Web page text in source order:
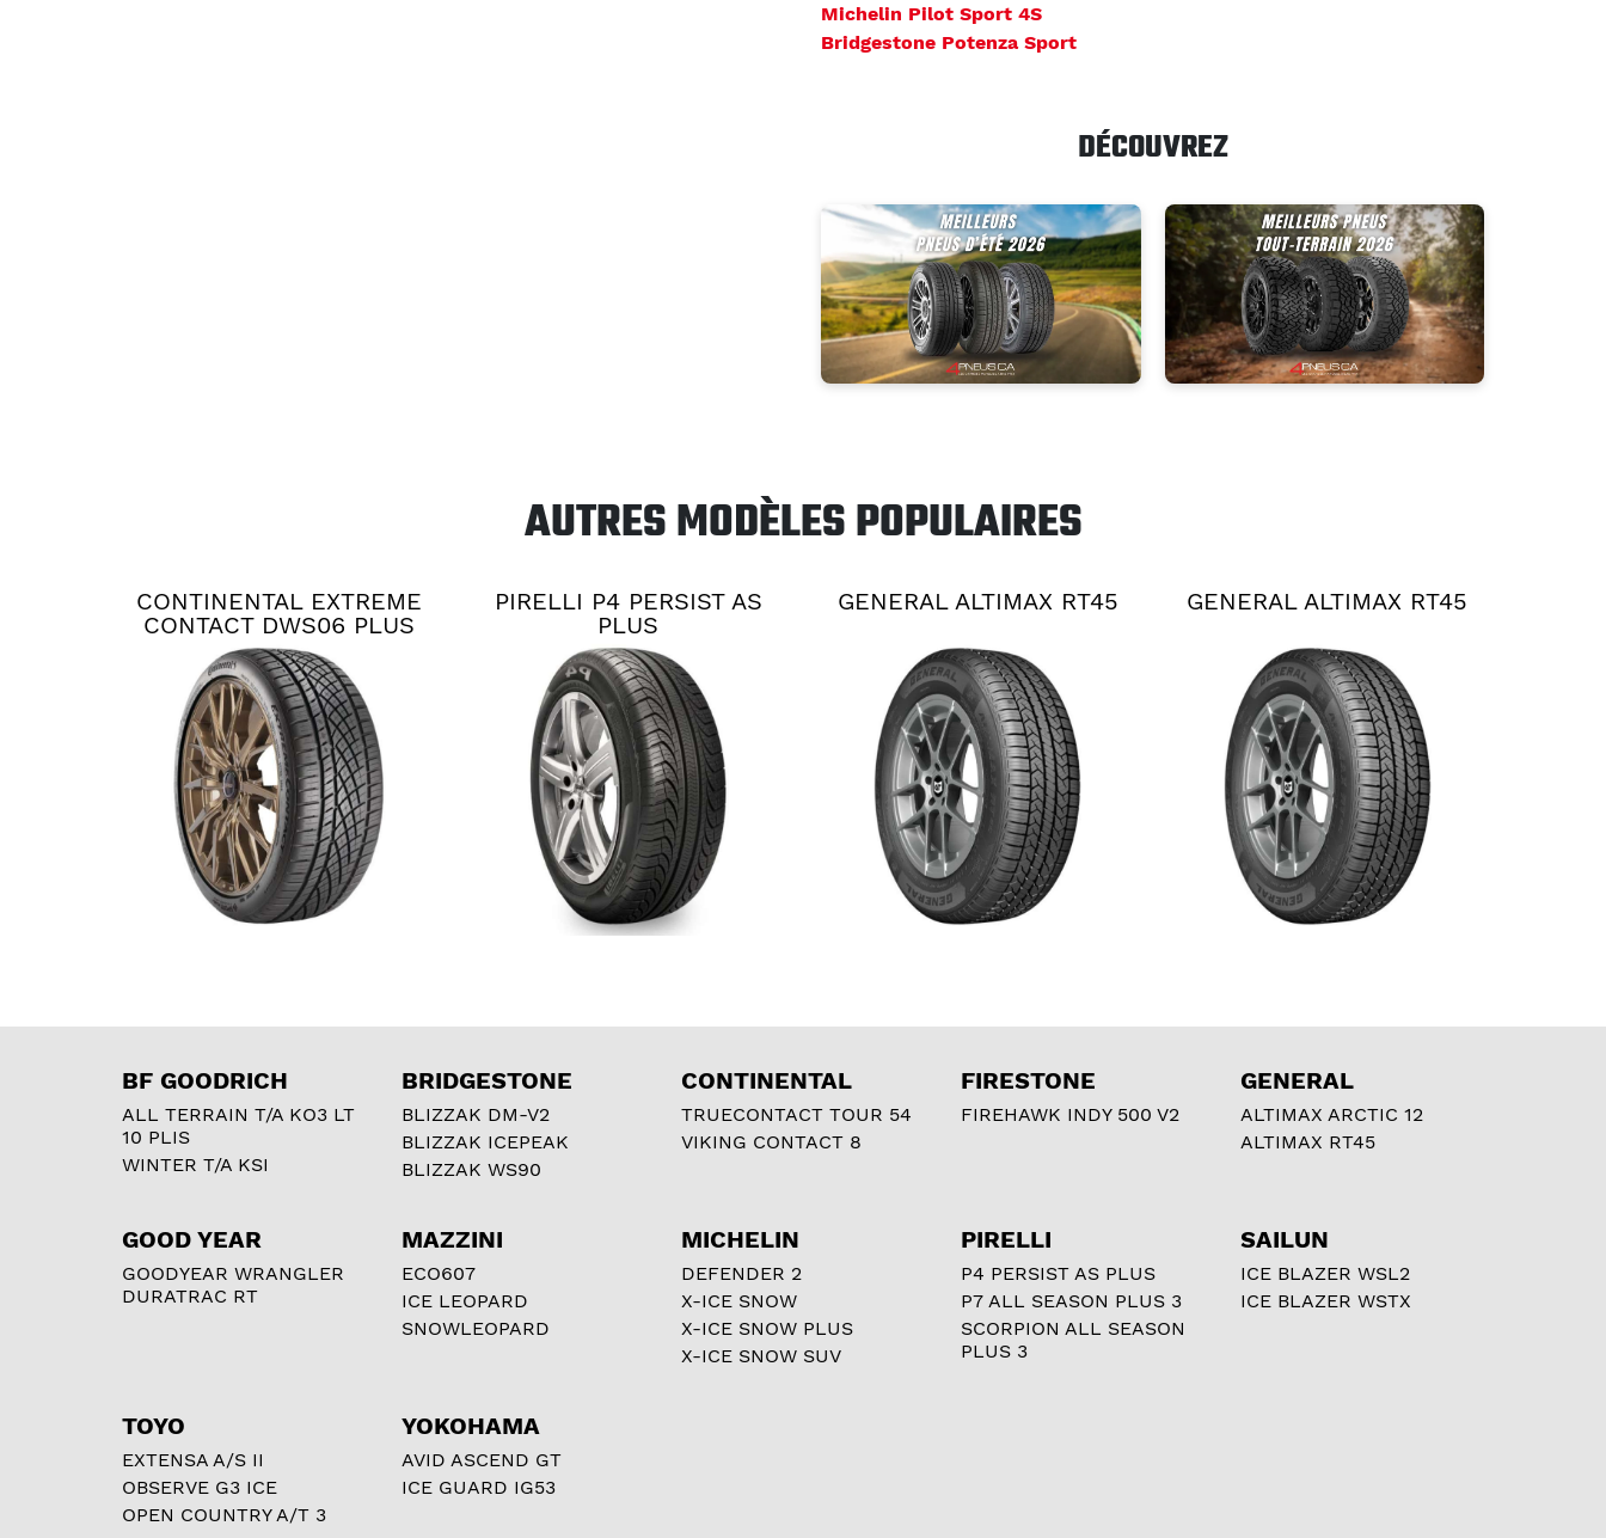
Michelin Pilot Sport 4S
Bridgestone Potenza Sport
DÉCOUVREZ
AUTRES MODÈLES POPULAIRES
CONTINENTAL EXTREME
CONTACT DWS06 PLUS
PIRELLI P4 PERSIST AS
PLUS
GENERAL ALTIMAX RT45 GENERAL ALTIMAX RT45
BF GOODRICH
ALL TERRAIN T/A KO3 LT
10 PLIS
WINTER T/A KSI
BRIDGESTONE
BLIZZAK DM-V2
BLIZZAK ICEPEAK
BLIZZAK WS90
CONTINENTAL
TRUECONTACT TOUR 54
VIKING CONTACT 8
FIRESTONE
FIREHAWK INDY 500 V2
GENERAL
ALTIMAX ARCTIC 12
ALTIMAX RT45
GOOD YEAR
GOODYEAR WRANGLER
DURATRAC RT
MAZZINI
ECO607
ICE LEOPARD
SNOWLEOPARD
MICHELIN
DEFENDER 2
X-ICE SNOW
X-ICE SNOW PLUS
X-ICE SNOW SUV
PIRELLI
P4 PERSIST AS PLUS
P7 ALL SEASON PLUS 3
SCORPION ALL SEASON
PLUS 3
SAILUN
ICE BLAZER WSL2
ICE BLAZER WSTX
TOYO
EXTENSA A/S II
OBSERVE G3 ICE
OPEN COUNTRY A/T 3
YOKOHAMA
AVID ASCEND GT
ICE GUARD IG53